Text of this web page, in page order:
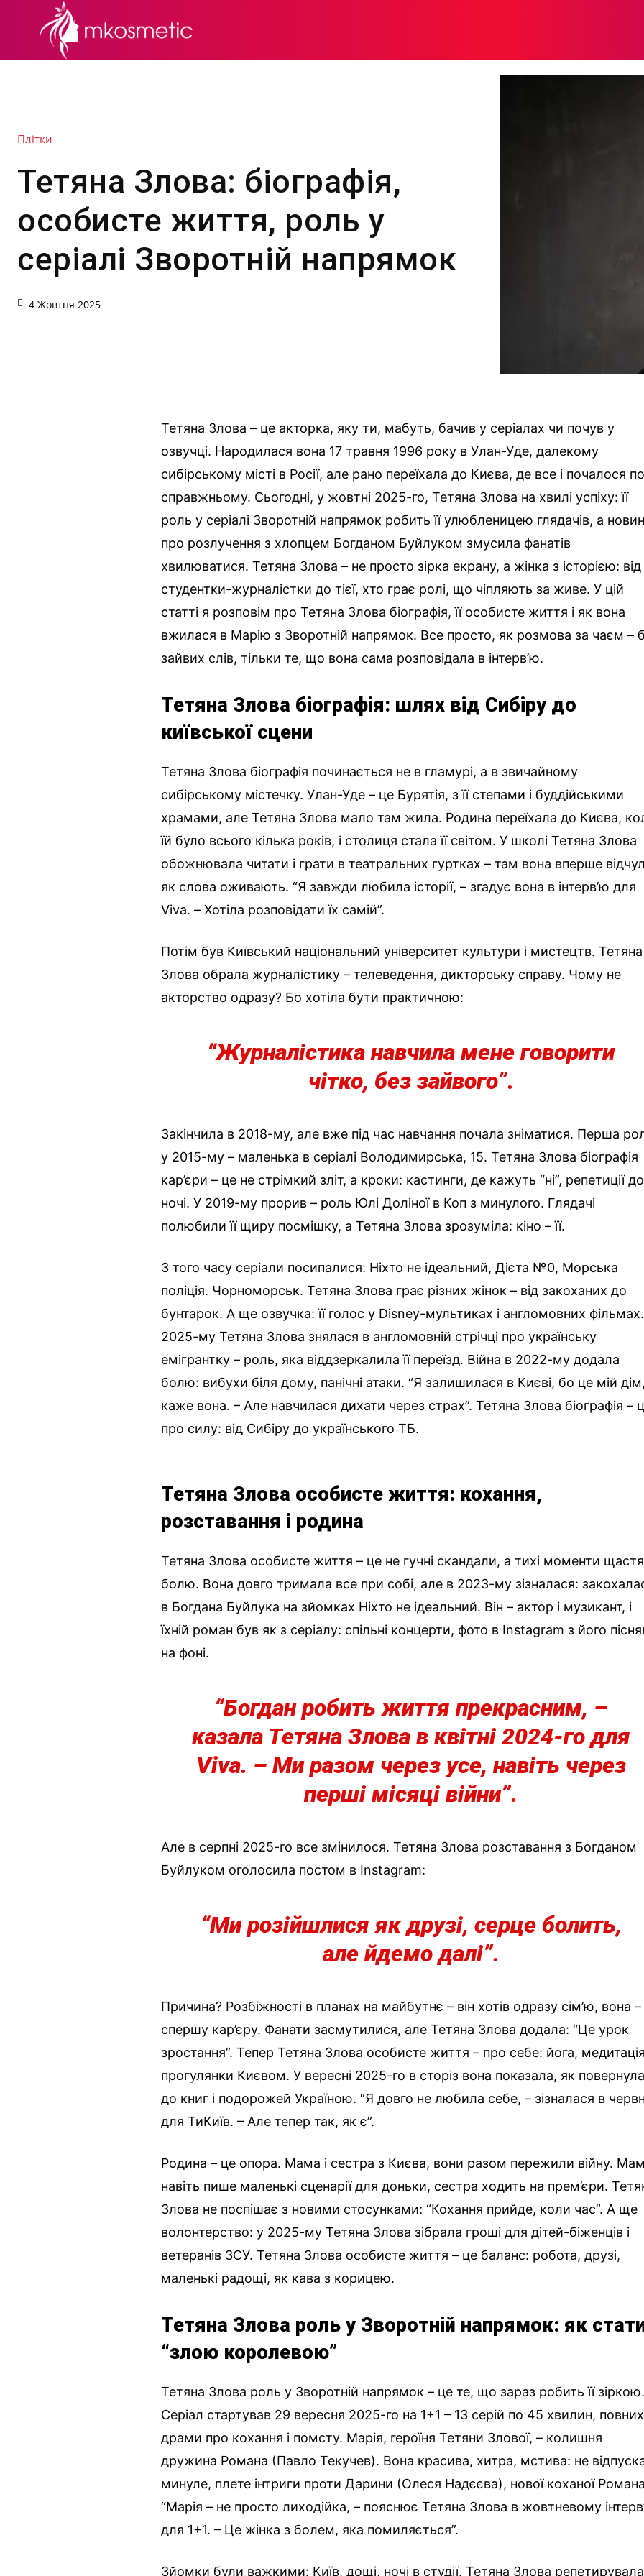
Плітки
Тетяна Злова: біографія,
особисте життя, роль у
серіалі Зворотній напрямок
4 Жовтня 2025
Тетяна Злова – це акторка, яку ти, мабуть, бачив у серіалах чи почув у
озвучці. Народилася вона 17 травня 1996 року в Улан-Уде, далекому
сибірському місті в Росії, але рано переїхала до Києва, де все і почалося
справжньому. Сьогодні, у жовтні 2025-го, Тетяна Злова на хвилі успіху: її
роль у серіалі Зворотній напрямок робить її улюбленицею глядачів, а
про розлучення з хлопцем Богданом Буйлуком змусила фанатів
хвилюватися. Тетяна Злова – не просто зірка екрану, а жінка з історією: від
студентки-журналістки до тієї, хто грає ролі, що чіпляють за живе. У цій
статті я розповім про Тетяна Злова біографія, її особисте життя і як вона
вжилася в Марію з Зворотній напрямок. Все просто, як розмова за чаєм –
зайвих слів, тільки те, що вона сама розповідала в інтерв’ю.
Тетяна Злова біографія: шлях від Сибіру до
київської сцени
Тетяна Злова біографія починається не в гламурі, а в звичайному
сибірському містечку. Улан-Уде – це Бурятія, з її степами і буддійськими
храмами, але Тетяна Злова мало там жила. Родина переїхала до Києва,
їй було всього кілька років, і столиця стала її світом. У школі Тетяна Злова
обожнювала читати і грати в театральних гуртках – там вона вперше
як слова оживають. “Я завжди любила історії, – згадує вона в інтерв’ю для
Viva. – Хотіла розповідати їх самій”.
Потім був Київський національний університет культури і мистецтв. Тетяна
Злова обрала журналістику – телеведення, дикторську справу. Чому не
акторство одразу? Бо хотіла бути практичною:
“Журналістика навчила мене говорити
чітко, без зайвого”.
Закінчила в 2018-му, але вже під час навчання почала зніматися. Перша
у 2015-му – маленька в серіалі Володимирська, 15. Тетяна Злова біографія
кар’єри – це не стрімкий зліт, а кроки: кастинги, де кажуть “ні”, репетиції до
ночі. У 2019-му прорив – роль Юлі Доліної в Коп з минулого. Глядачі
полюбили її щиру посмішку, а Тетяна Злова зрозуміла: кіно – її.
З того часу серіали посипалися: Ніхто не ідеальний, Дієта №0, Морська
поліція. Чорноморськ. Тетяна Злова грає різних жінок – від закоханих до
бунтарок. А ще озвучка: її голос у Disney-мультиках і англомовних
2025-му Тетяна Злова знялася в англомовній стрічці про українську
емігрантку – роль, яка віддзеркалила її переїзд. Війна в 2022-му додала
болю: вибухи біля дому, панічні атаки. “Я залишилася в Києві, бо це мій
каже вона. – Але навчилася дихати через страх”. Тетяна Злова біографія –
про силу: від Сибіру до українського ТБ.
Тетяна Злова особисте життя: кохання,
розставання і родина
Тетяна Злова особисте життя – це не гучні скандали, а тихі моменти щастя
болю. Вона довго тримала все при собі, але в 2023-му зізналася:
в Богдана Буйлука на зйомках Ніхто не ідеальний. Він – актор і музикант, і
їхній роман був як з серіалу: спільні концерти, фото в Instagram з його
на фоні.
“Богдан робить життя прекрасним, –
казала Тетяна Злова в квітні 2024-го для
Viva. – Ми разом через усе, навіть через
перші місяці війни”.
Але в серпні 2025-го все змінилося. Тетяна Злова розставання з Богданом
Буйлуком оголосила постом в Instagram:
“Ми розійшлися як друзі, серце болить,
але йдемо далі”.
Причина? Розбіжності в планах на майбутнє – він хотів одразу сім’ю, вона –
спершу кар’єру. Фанати засмутилися, але Тетяна Злова додала: “Це урок
зростання”. Тепер Тетяна Злова особисте життя – про себе: йога,
прогулянки Києвом. У вересні 2025-го в сторіз вона показала, як
до книг і подорожей Україною. “Я довго не любила себе, – зізналася в
для ТиКиїв. – Але тепер так, як є”.
Родина – це опора. Мама і сестра з Києва, вони разом пережили війну.
навіть пише маленькі сценарії для доньки, сестра ходить на прем’єри.
Злова не поспішає з новими стосунками: “Кохання прийде, коли час”. А ще
волонтерство: у 2025-му Тетяна Злова зібрала гроші для дітей-біженців і
ветеранів ЗСУ. Тетяна Злова особисте життя – це баланс: робота, друзі,
маленькі радощі, як кава з корицею.
Тетяна Злова роль у Зворотній напрямок: як
“злою королевою”
Тетяна Злова роль у Зворотній напрямок – це те, що зараз робить її
Серіал стартував 29 вересня 2025-го на 1+1 – 13 серій по 45 хвилин, повних
драми про кохання і помсту. Марія, героїня Тетяни Злової, – колишня
дружина Романа (Павло Текучев). Вона красива, хитра, мстива: не
минуле, плете інтриги проти Дарини (Олеся Надєєва), нової коханої
“Марія – не просто лиходійка, – пояснює Тетяна Злова в жовтневому
для 1+1. – Це жінка з болем, яка помиляється”.
Зйомки були важкими: Київ, дощі, ночі в студії. Тетяна Злова репетирувала